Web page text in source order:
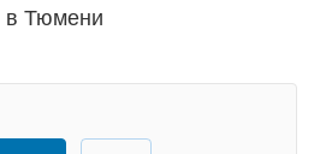
в Тюмени